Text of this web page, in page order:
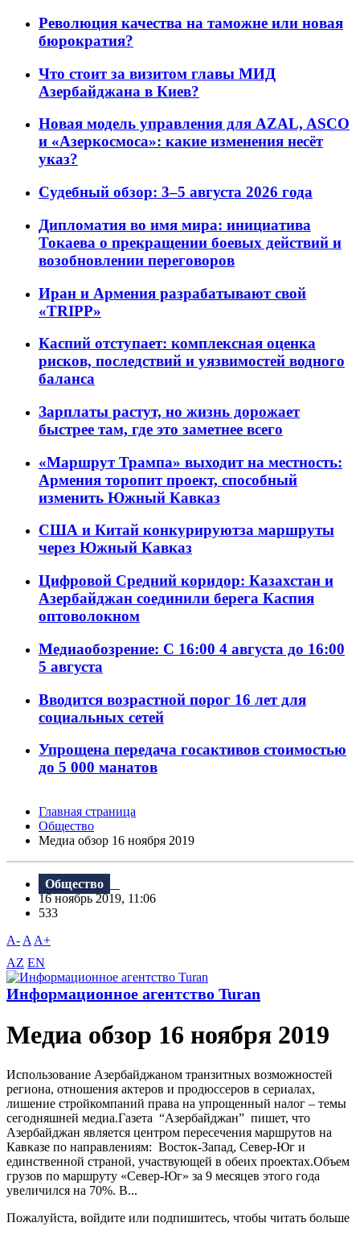
Революция качества на таможне или новая
бюрократия?
Что стоит за визитом главы МИД
Азербайджана в Киев?
Новая модель управления для AZAL, ASCO
и «Азеркосмоса»: какие изменения несёт
указ?
Судебный обзор: 3–5 августа 2026 года
Дипломатия во имя мира: инициатива
Токаева о прекращении боевых действий и
возобновлении переговоров
Иран и Армения разрабатывают свой
«TRIPP»
Каспий отступает: комплексная оценка
рисков, последствий и уязвимостей водного
баланса
Зарплаты растут, но жизнь дорожает
быстрее там, где это заметнее всего
«Маршрут Трампа» выходит на местность:
Армения торопит проект, способный
изменить Южный Кавказ
США и Китай конкурируютза маршруты
через Южный Кавказ
Цифровой Средний коридор: Казахстан и
Азербайджан соединили берега Каспия
оптоволокном
Медиаобозрение: С 16:00 4 августа до 16:00
5 августа
Вводится возрастной порог 16 лет для
социальных сетей
Упрощена передача госактивов стоимостью
до 5 000 манатов
Главная страница
Общество
Meдиа обзор 16 ноября 2019
Общество
16 ноябрь 2019, 11:06
533
A- A A+
AZ EN
Информационное агентство Turan
Meдиа обзор 16 ноября 2019
Использование Азербайджаном транзитных возможностей
региона, отношения актеров и продюссеров в сериалах,
лишение стройкомпаний права на упрощенный налог – темы
сегодняшней медиа.Газета “Aзербайджан” пишет, что
Азербайджан является центром пересечения маршрутов на
Кавказе по направлениям: Восток-Запад, Север-Юг и
единственной страной, участвующей в обеих проектах.Объем
грузов по маршруту «Север-Юг» за 9 месяцев этого года
увеличился на 70%. В...
Пожалуйста, войдите или подпишитесь, чтобы читать больше